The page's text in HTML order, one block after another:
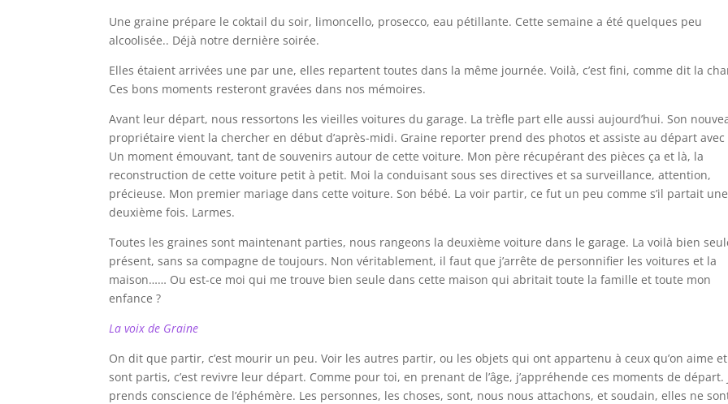
Une graine prépare le coktail du soir, limoncello, prosecco, eau pétillante. Cette semaine a été quelques peu
alcoolisée.. Déjà notre dernière soirée.
Elles étaient arrivées une par une, elles repartent toutes dans la même journée. Voilà, c’est fini, comme dit la
Ces bons moments resteront gravées dans nos mémoires.
Avant leur départ, nous ressortons les vieilles voitures du garage. La trèfle part elle aussi aujourd’hui. Son
propriétaire vient la chercher en début d’après-midi. Graine reporter prend des photos et assiste au départ avec
Un moment émouvant, tant de souvenirs autour de cette voiture. Mon père récupérant des pièces ça et là, la
reconstruction de cette voiture petit à petit. Moi la conduisant sous ses directives et sa surveillance, attention,
précieuse. Mon premier mariage dans cette voiture. Son bébé. La voir partir, ce fut un peu comme s’il partait une
deuxième fois. Larmes.
Toutes les graines sont maintenant parties, nous rangeons la deuxième voiture dans le garage. La voilà bien
présent, sans sa compagne de toujours. Non véritablement, il faut que j’arrête de personnifier les voitures et la
maison…… Ou est-ce moi qui me trouve bien seule dans cette maison qui abritait toute la famille et toute mon
enfance ?
La voix de Graine
On dit que partir, c’est mourir un peu. Voir les autres partir, ou les objets qui ont appartenu à ceux qu’on aime
sont partis, c’est revivre leur départ. Comme pour toi, en prenant de l’âge, j’appréhende ces moments de départ.
prends conscience de l’éphémère. Les personnes, les choses, sont, nous nous attachons, et soudain, elles ne